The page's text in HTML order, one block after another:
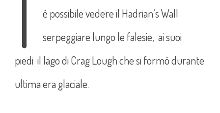
è possibile vedere il Hadrian’s Wall
serpeggiare lungo le falesie, ai suoi
piedi il lago di Crag Lough che si formò durante
ultima era glaciale.